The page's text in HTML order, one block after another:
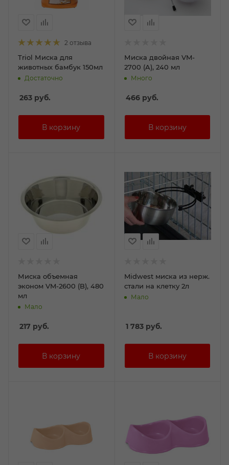
2 отзыва
Triol Миска для
животных бамбук 150мл
Достаточно
263 руб.
Миска двойная VM-
2700 (A), 240 мл
Много
466руб.
Миска объемная
эконом VM-2600 (B), 480
мл
Мало
217 руб.
Midwest миска из нерж.
стали на клетку 2л
Мало
1 783руб.